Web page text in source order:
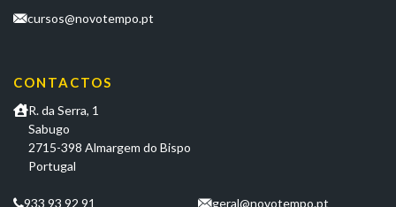
cursos@novotempo.pt
CONTACTOS
R. da Serra, 1
Sabugo
2715-398 Almargem do Bispo
Portugal
933 93 92 91 geral@novotempo.pt